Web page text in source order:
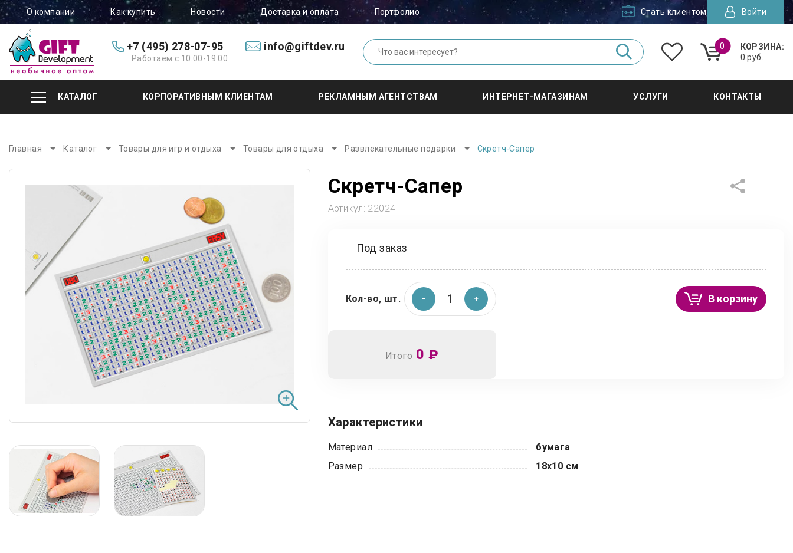
О компании Как купить Новости Доставка и оплата Портфолио Стать клиентом Войти
+7 (495) 278-07-95
Работаем с 10.00-19.00
info@giftdev.ru 0
КОРЗИНА:
0 руб.
КАТАЛОГ КОРПОРАТИВНЫМ КЛИЕНТАМ РЕКЛАМНЫМ АГЕНТСТВАМ ИНТЕРНЕТ-МАГАЗИНАМ УСЛУГИ КОНТАКТЫ
Главная Каталог Товары для игр и отдыха Товары для отдыха Развлекательные подарки Скретч-Сапер
Скретч-Сапер
Артикул: 22024
Под заказ
Кол-во, шт. В корзину
Итого 0 ₽
Характеристики
Материал
бумага
Размер
18х10 см